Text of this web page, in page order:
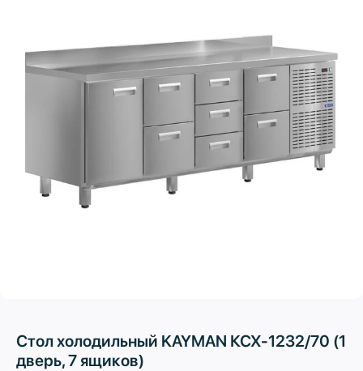
Стол холодильный KAYMAN КСХ-1232/70 (1
дверь, 7 ящиков)